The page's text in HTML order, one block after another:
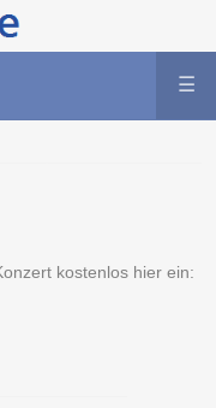
☰
kostenlos hier ein: